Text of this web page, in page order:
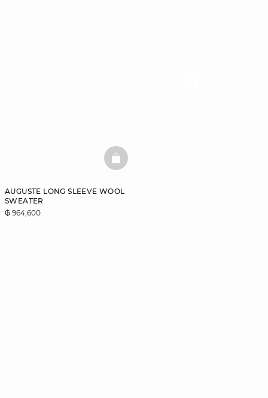
AUGUSTE LONG SLEEVE WOOL
SWEATER
₲ 964,600
BASKETFULL